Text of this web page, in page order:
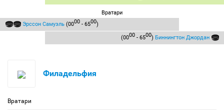
Вратари
Эрссон Самуэль (0000 - 6500)
(0000 - 6500) Биннингтон Джордан
Филадельфия
Вратари